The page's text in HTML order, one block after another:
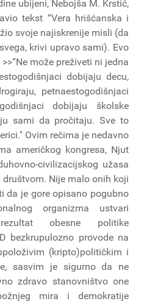
ubijeni, Nebojša M. Krstić,
tekst “Vera hrišćanska i
svoje najiskrenije misli (da
krivi upravo sami). Evo
može preživeti ni jedna
dobijaju decu,
petnaestogodišnjaci
dobijaju školske
sami da pročitaju. Sve to
Ovim rečima je nedavno
američkog kongresa, Njut
civilizacijskog užasa
Nije malo onih koji
da je gore opisano pogubno
organizma ustvari
obesne politike
bezkrupulozno provode na
(kripto)političkim i
sasvim je sigurno da ne
zdravo stanovništvo one
mira i demokratije